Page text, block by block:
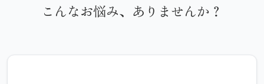
こんなお悩み、ありませんか？